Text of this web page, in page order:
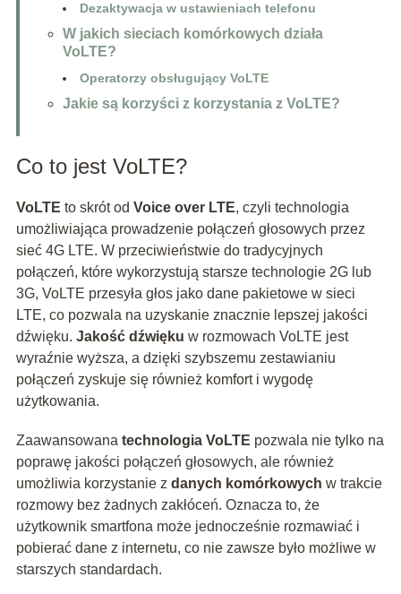
Dezaktywacja w ustawieniach telefonu
W jakich sieciach komórkowych działa
VoLTE?
Operatorzy obsługujący VoLTE
Jakie są korzyści z korzystania z VoLTE?
Co to jest VoLTE?
VoLTE to skrót od Voice over LTE, czyli technologia
umożliwiająca prowadzenie połączeń głosowych przez
sieć 4G LTE. W przeciwieństwie do tradycyjnych
połączeń, które wykorzystują starsze technologie 2G lub
3G, VoLTE przesyła głos jako dane pakietowe w sieci
LTE, co pozwala na uzyskanie znacznie lepszej jakości
dźwięku. Jakość dźwięku w rozmowach VoLTE jest
wyraźnie wyższa, a dzięki szybszemu zestawianiu
połączeń zyskuje się również komfort i wygodę
użytkowania.
Zaawansowana technologia VoLTE pozwala nie tylko na
poprawę jakości połączeń głosowych, ale również
umożliwia korzystanie z danych komórkowych w trakcie
rozmowy bez żadnych zakłóceń. Oznacza to, że
użytkownik smartfona może jednocześnie rozmawiać i
pobierać dane z internetu, co nie zawsze było możliwe w
starszych standardach.